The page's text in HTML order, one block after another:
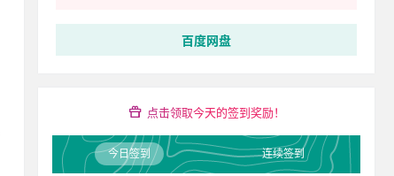
百度网盘
点击领取今天的签到奖励！
今日签到 连续签到